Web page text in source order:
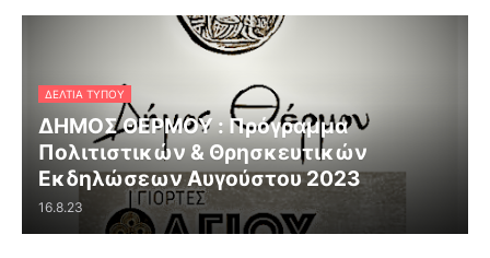
ΔΕΛΤΊΑ ΤΎΠΟΥ
ΔΗΜΟΣ ΘΕΡΜΟΥ : Πρόγραμμα
Πολιτιστικών & Θρησκευτικών
Εκδηλώσεων Αυγούστου 2023
16.8.23